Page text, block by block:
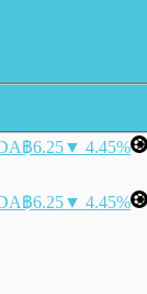
฿6.25▼ 4.45%
฿6.25▼ 4.45%